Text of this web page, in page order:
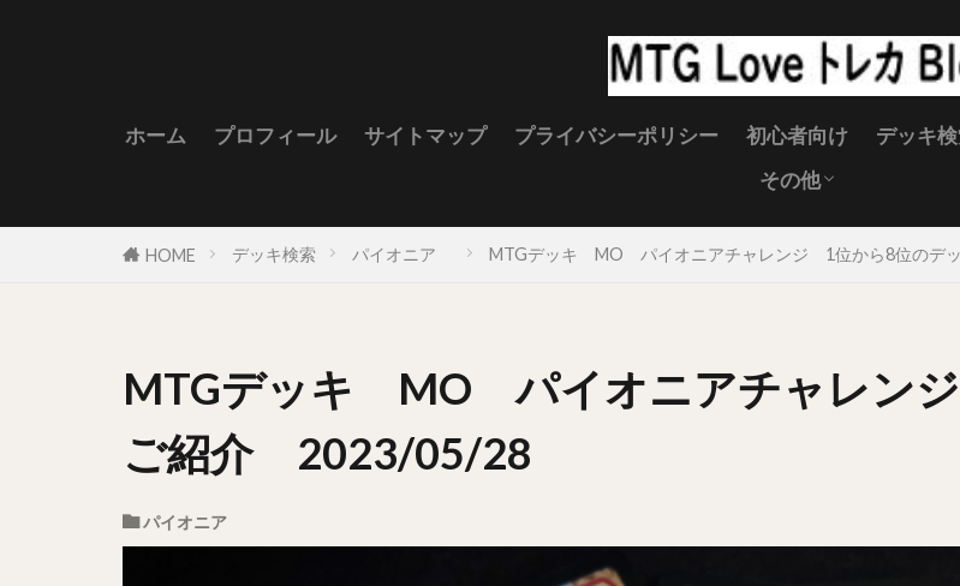
ホーム プロフィール サイトマップ プライバシーポリシー 初心者向け デッキ
その他
HOME デッキ検索 パイオニア MTGデッキ MO パイオニアチャレンジ 1位から8位のデ
MTGデッキ MO パイオニアチャレン
ご紹介 2023/05/28
パイオニア